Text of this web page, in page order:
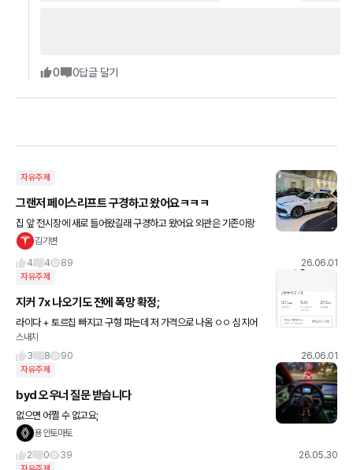
0 0답글 달기
자유주제
그랜저 페이스리프트 구경하고 왔어요ㅋㅋㅋ
집 앞 전시장에 새로 들어왔길래 구경하고 왔어요 외관은 기존이랑
큰 차이 없을줄 알았는데 실물로 직접 보니까 은근 느낌이 많이 다르
김기변
4
4 89 26.06.01
자유주제
지커 7x 나오기도 전에 폭망 확정;
라이다 + 토르칩 빠지고 구형 파는데 저 가격으로 나옴 ㅇㅇ 심지어
돈주고 옵션까지 추가해야함 ㅋㅋ 심지어 rwd는 주행거리도 개망했
음
스내치
3
8 90 26.06.01
자유주제
byd 오우너 질문 받습니다
없으면 어쩔 수 없고요;
용인토마토
2
0 39 26.05.30